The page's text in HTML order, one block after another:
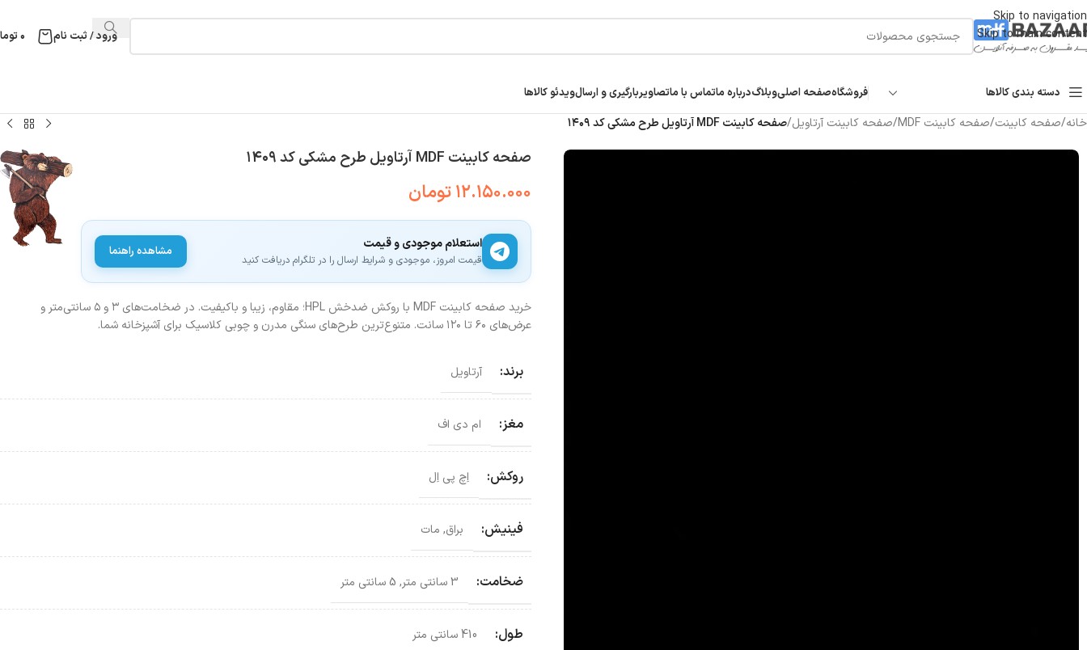
Skip to navigation
Skip to main content
ورود / ثبت نام ۰
دسته بندی کالاها فروشگاهصفحه اصلیوبلاگدرباره ماتماس با ماتصاویربارگیری و ارسالویدئو کالاها
خانه/صفحه کابینت/صفحه کابینت MDF /صفحه کابینت آرتاویل/صفحه کابینت MDF آرتاویل طرح مشکی کد ۱۴۰۹
صفحه کابینت MDF آرتاویل طرح مشکی کد ۱۴۰۹
۱۲.۱۵۰.۰۰۰تومان
استعلام موجودی و قیمت
قیمت امروز، موجودی و شرایط ارسال را در تلگرام دریافت کنید
مشاهده راهنما
خرید صفحه کابینت MDF با روکش ضدخش HPL؛ مقاوم، زیبا و باکیفیت. در ضخامت‌های ۳ و ۵ سانتی‌متر و
عرض‌های ۶۰ تا ۱۲۰ سانت. متنوع‌ترین طرح‌های سنگی مدرن و چوبی کلاسیک برای آشپزخانه شما.
برند: آرتاویل
مغز: ام دی اف
روکش: اِچ پی اِل
فینیش: براق, مات
ضخامت: 3 سانتی متر , 5 سانتی متر
طول: 410 سانتی متر